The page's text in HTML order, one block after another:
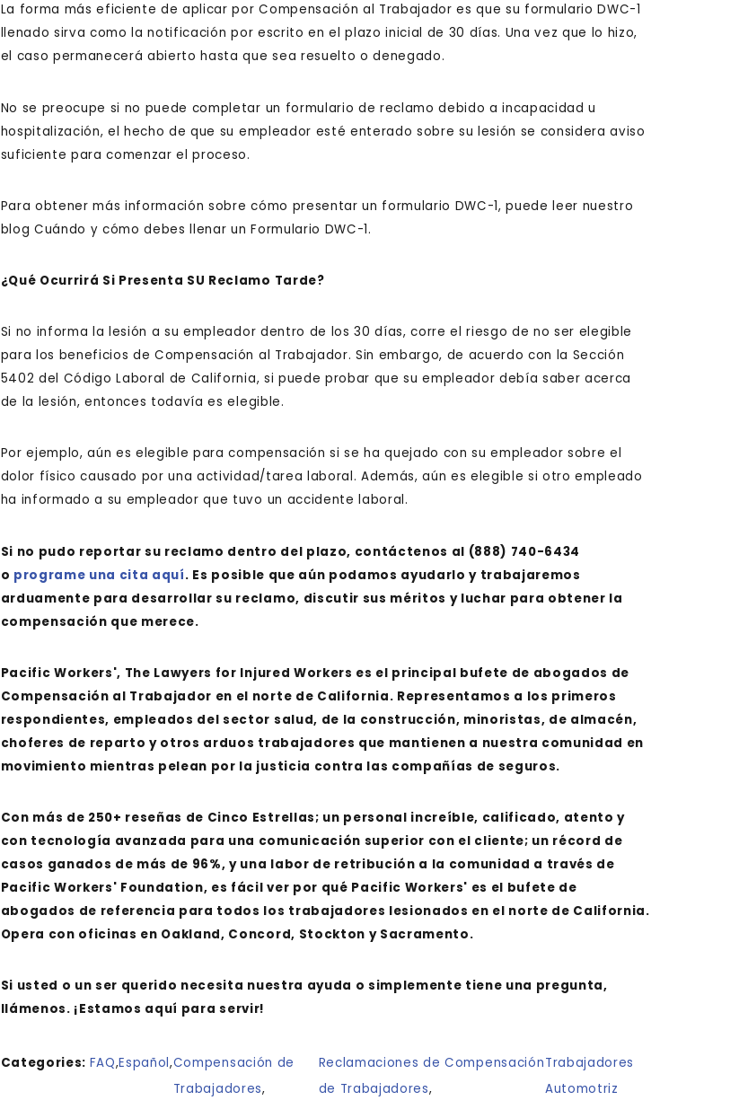
La forma más eficiente de aplicar por Compensación al Trabajador es que su formulario DWC-1
llenado sirva como la notificación por escrito en el plazo inicial de 30 días. Una vez que lo hizo,
el caso permanecerá abierto hasta que sea resuelto o denegado.
No se preocupe si no puede completar un formulario de reclamo debido a incapacidad u
hospitalización, el hecho de que su empleador esté enterado sobre su lesión se considera aviso
suficiente para comenzar el proceso.
Para obtener más información sobre cómo presentar un formulario DWC-1, puede leer nuestro
blog Cuándo y cómo debes llenar un Formulario DWC-1.
¿Qué Ocurrirá Si Presenta SU Reclamo Tarde?
Si no informa la lesión a su empleador dentro de los 30 días, corre el riesgo de no ser elegible
para los beneficios de Compensación al Trabajador. Sin embargo, de acuerdo con la Sección
5402 del Código Laboral de California, si puede probar que su empleador debía saber acerca
de la lesión, entonces todavía es elegible.
Por ejemplo, aún es elegible para compensación si se ha quejado con su empleador sobre el
dolor físico causado por una actividad/tarea laboral. Además, aún es elegible si otro empleado
ha informado a su empleador que tuvo un accidente laboral.
Si no pudo reportar su reclamo dentro del plazo, contáctenos al (888) 740-6434
o programe una cita aquí. Es posible que aún podamos ayudarlo y trabajaremos
arduamente para desarrollar su reclamo, discutir sus méritos y luchar para obtener la
compensación que merece.
Pacific Workers', The Lawyers for Injured Workers es el principal bufete de abogados de
Compensación al Trabajador en el norte de California. Representamos a los primeros
respondientes, empleados del sector salud, de la construcción, minoristas, de almacén,
choferes de reparto y otros arduos trabajadores que mantienen a nuestra comunidad en
movimiento mientras pelean por la justicia contra las compañías de seguros.
Con más de 250+ reseñas de Cinco Estrellas; un personal increíble, calificado, atento y
con tecnología avanzada para una comunicación superior con el cliente; un récord de
casos ganados de más de 96%, y una labor de retribución a la comunidad a través de
Pacific Workers' Foundation, es fácil ver por qué Pacific Workers' es el bufete de
abogados de referencia para todos los trabajadores lesionados en el norte de California.
Opera con oficinas en Oakland, Concord, Stockton y Sacramento.
Si usted o un ser querido necesita nuestra ayuda o simplemente tiene una pregunta,
llámenos. ¡Estamos aquí para servir!
Categories: FAQ,Español,Compensación de
Trabajadores,
Reclamaciones de Compensación
de Trabajadores,
Trabajadores
Automotriz